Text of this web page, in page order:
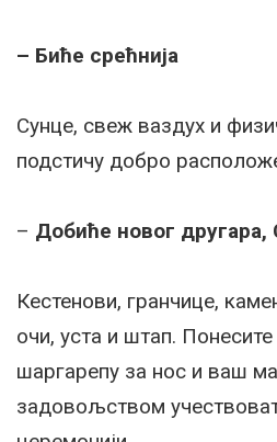
– Биће срећнија
Сунце, свеж ваздух и
подстичу добро
– Добиће новог
Кестенови, гранчице,
очи, уста и штап.
шаргарепу за нос и ваш
задовољством